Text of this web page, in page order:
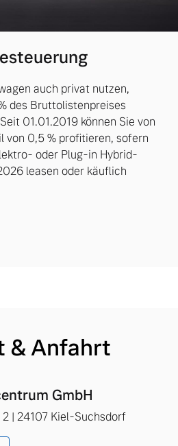
auch privat nutzen,
des Bruttolistenpreises
01.01.2019 können Sie von
von 0,5 % profitieren, sofern
oder Plug-in Hybrid-
leasen oder käuflich
& Anfahrt
GmbH
2 | 24107 Kiel-Suchsdorf